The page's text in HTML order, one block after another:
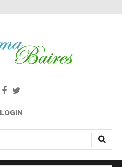
LOGIN